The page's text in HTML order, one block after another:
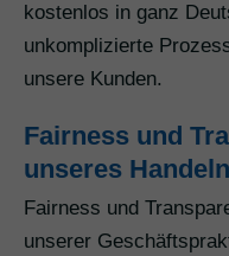
kostenlos in ganz
unkomplizierte
unsere Kunden.
Fairness und
unseres
Fairness und
unserer